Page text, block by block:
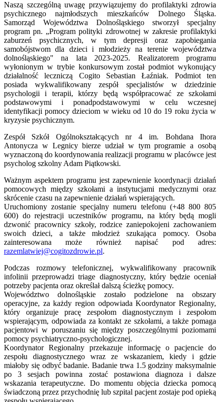
Naszą szczególną uwagę przywiązujemy do profilaktyki zdrowia
psychicznego najmłodszych mieszkańców Dolnego Śląska.
Samorząd Województwa Dolnośląskiego stworzył specjalny
program pn. „Program polityki zdrowotnej w zakresie profilaktyki
zaburzeń psychicznych, w tym depresji oraz zapobiegania
samobójstwom dla dzieci i młodzieży na terenie województwa
dolnośląskiego" na lata 2023-2025. Realizatorem programu
wyłonionym w trybie konkursowym został podmiot wykonujący
działalność leczniczą Cogito Sebastian Łaźniak. Podmiot ten
posiada wykwalifikowany zespół specjalistów w dziedzinie
psychologii i terapii, którzy będą współpracować ze szkołami
podstawowymi i ponadpodstawowymi w celu wczesnej
identyfikacji pomocy dzieciom w wieku od 10 do 19 roku życia w
kryzysie psychicznym.
Zespół Szkół Ogólnokształcących nr 4 im. Bohdana Ihora
Antonycza w Legnicy bierze udział w tym programie a osobą
wyznaczoną do koordynowania realizacji programu w placówce jest
psycholog szkolny Adam Piątkowski.
Ważnym aspektem programu jest zapewnienie koordynacji działań
pomocowych między szkołami a instytucjami medycznymi oraz
skrócenie czasu na zapewnienie działań wspierających.
Uruchomiony zostanie specjalny numeru telefonu (+48 800 805
600) do rejestracji uczestników programu, na który będą mogli
dzwonić pracownicy szkoły, rodzice zaniepokojeni zachowaniem
swoich dzieci, a także młodzież szukająca pomocy. Osoba
zainteresowana może również napisać pod adres:
razemlatwiej@cogitozdrowie.pl.
Podczas rozmowy telefonicznej, wykwalifikowany pracownik
infolinii przeprowadzi triage diagnostyczny, który będzie oceniał
potrzeby pacjenta oraz określał dalszą ścieżkę pomocy.
Województwo dolnośląskie zostało podzielone na obszary
operacyjne, za każdy region odpowiada Koordynator Regionalny,
który organizuje pracę zespołom diagnostycznym i zespołom
wspierającym, odpowiada za kontakt ze szkołami, a także pomaga
pacjentowi w poruszaniu się między poszczególnymi poziomami
pomocy psychiatryczno-psychologicznej.
Koordynator Regionalny przekazuje informację o pacjencie do
zespołu diagnostycznego wraz ze wskazaniem, kiedy i gdzie
miałoby się odbyć badanie. Badanie trwa 1.5 godziny maksymalnie
po 3 sesjach powinna zostać postawiona diagnoza i dalsze
wskazania terapeutyczne. Do momentu objęcia dziecka pomocą
świadczoną przez przychodnię lub szpital pacjent zostaje pod opieką